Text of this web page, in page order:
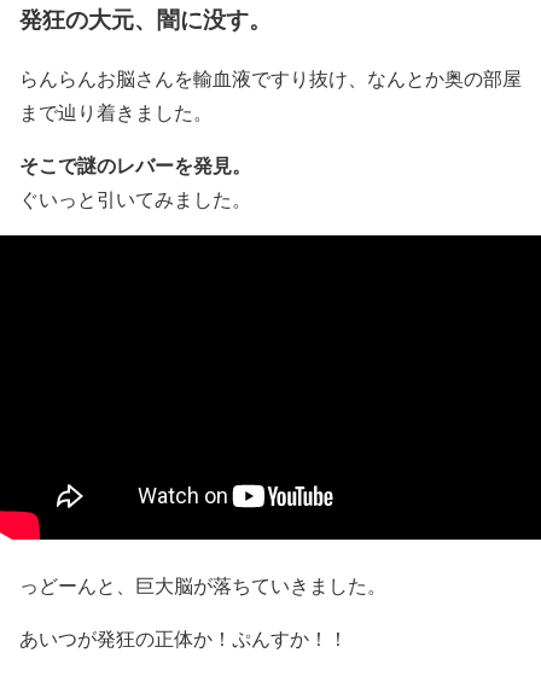
発狂の大元、闇に没す。
らんらんお脳さんを輸血液ですり抜け、なんとか奥の部屋
まで辿り着きました。
そこで謎のレバーを発見。
ぐいっと引いてみました。
っどーんと、巨大脳が落ちていきました。
あいつが発狂の正体か！ぷんすか！！